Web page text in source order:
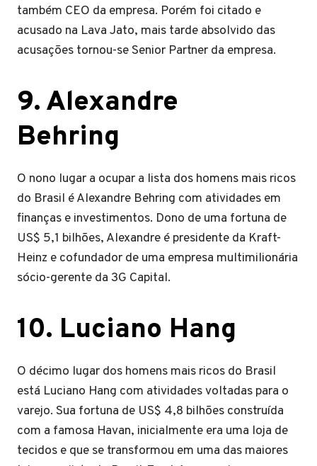
também CEO da empresa. Porém foi citado e
acusado na Lava Jato, mais tarde absolvido das
acusações tornou-se Senior Partner da empresa.
9. Alexandre
Behring
O nono lugar a ocupar a lista dos homens mais ricos
do Brasil é Alexandre Behring com atividades em
finanças e investimentos. Dono de uma fortuna de
US$ 5,1 bilhões, Alexandre é presidente da Kraft-
Heinz e cofundador de uma empresa multimilionária
sócio-gerente da 3G Capital.
10. Luciano Hang
O décimo lugar dos homens mais ricos do Brasil
está Luciano Hang com atividades voltadas para o
varejo. Sua fortuna de US$ 4,8 bilhões construída
com a famosa Havan, inicialmente era uma loja de
tecidos e que se transformou em uma das maiores